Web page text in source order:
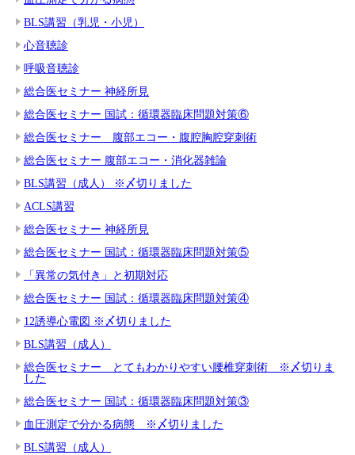
BLS講習（乳児・小児）
心音聴診
呼吸音聴診
総合医セミナー 神経所見
総合医セミナー 国試：循環器臨床問題対策⑥
総合医セミナー 腹部エコー・腹腔胸腔穿刺術
総合医セミナー 腹部エコー・消化器雑論
BLS講習（成人） ※〆切りました
ACLS講習
総合医セミナー 神経所見
総合医セミナー 国試：循環器臨床問題対策⑤
「異常の気付き」と初期対応
総合医セミナー 国試：循環器臨床問題対策④
12誘導心電図 ※〆切りました
BLS講習（成人）
総合医セミナー とてもわかりやすい腰椎穿刺術 ※〆切りま
した
総合医セミナー 国試：循環器臨床問題対策③
血圧測定で分かる病態 ※〆切りました
BLS講習（成人）